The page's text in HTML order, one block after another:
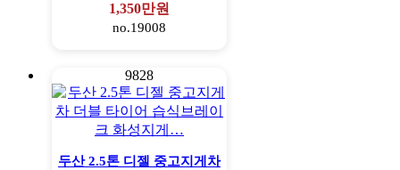
1,350만원
no.19008
9828
두산 2.5톤 디젤 중고지게차